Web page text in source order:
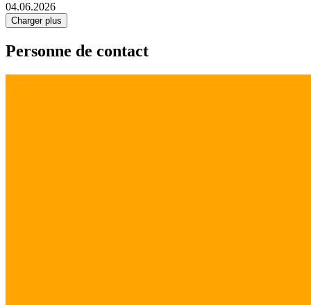
04.06.2026
Charger plus
Personne de contact